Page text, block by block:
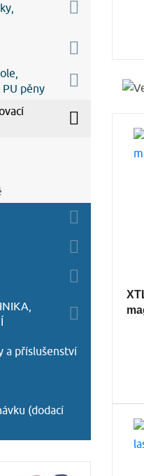
pěny
a příslušenství
(dodací